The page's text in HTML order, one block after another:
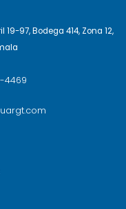
19-97, Bodega 414, Zona 12,
4469